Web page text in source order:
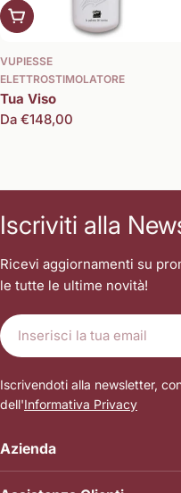
Scegli le opzioni
VUPIESSE
ELETTROSTIMOLATORE
Tua Viso
Prezzo
Da €148,00
Azienda
Iscriviti alla
Ricevi aggiornamenti su
le tutte le ultime novità!
E-
mail
Iscrivendoti alla newsletter,
dell'Informativa Privacy